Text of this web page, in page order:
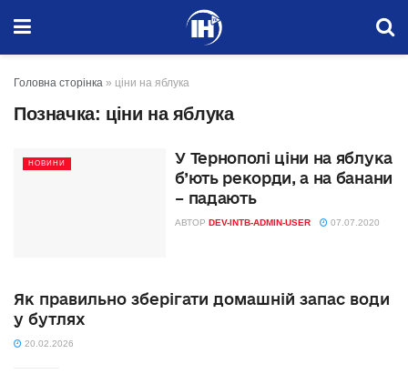
Головна сторінка » ціни на яблука
Позначка: ціни на яблука
НОВИНИ
У Тернополі ціни на яблука
б’ють рекорди, а на банани
– падають
АВТОР DEV-INTB-ADMIN-USER 07.07.2020
Як правильно зберігати домашній запас води
у бутлях
20.02.2026